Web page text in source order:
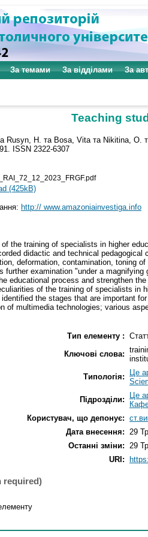
За темами За відділами За
Teaching
Rusyn, H. та Bosa, Vita та Nikitina, O.
ISSN 2322-6307
(425kB)
http:// www.amazoniainvestiga.info
the training of specialists in higher
didactic and technical
deformation, contamination, toning
further examination "under a
educational process and strengthen
of the training of specialists in
identified the stages that are important
of multimedia technologies; various
Тип елементу :
Ключові слова:
Типологія:
Це
Підрозділи:
Це
Користувач, що депонує:
Дата внесення:
29
Останні зміни:
29
URI:
required)